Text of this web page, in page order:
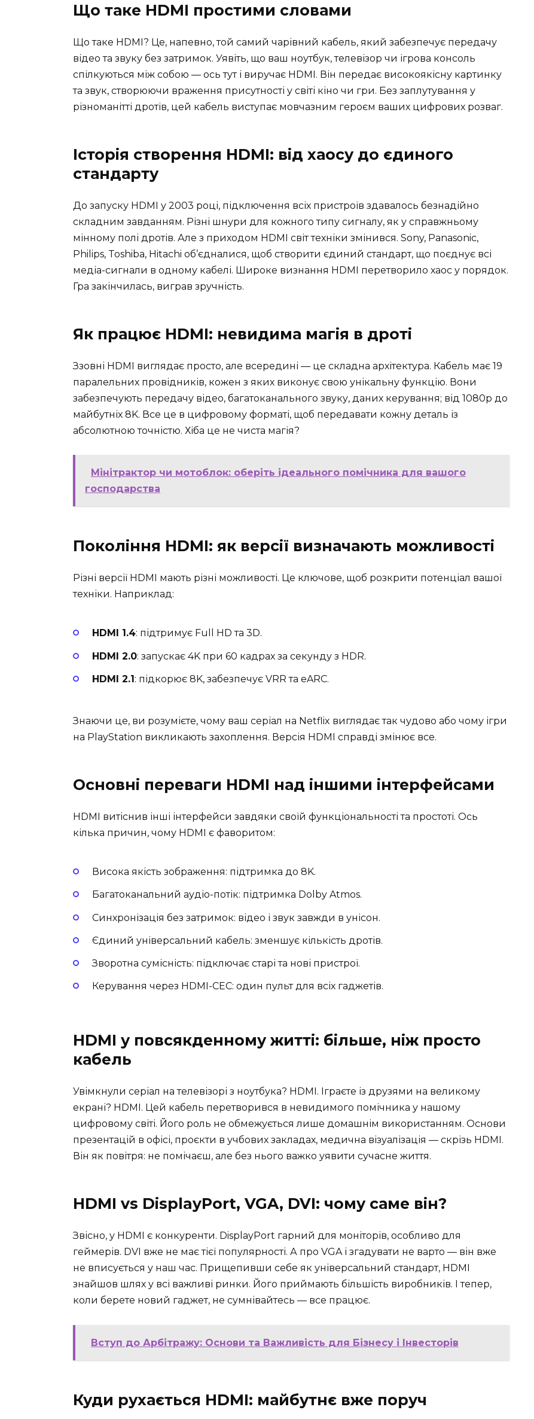
Що таке HDMI простими словами
Що таке HDMI? Це, напевно, той самий чарівний кабель, який забезпечує передачу
відео та звуку без затримок. Уявіть, що ваш ноутбук, телевізор чи ігрова консоль
спілкуються між собою — ось тут і виручає HDMI. Він передає високоякісну картинку
та звук, створюючи враження присутності у світі кіно чи гри. Без заплутування у
різноманітті дротів, цей кабель виступає мовчазним героєм ваших цифрових розваг.
Історія створення HDMI: від хаосу до єдиного
стандарту
До запуску HDMI у 2003 році, підключення всіх пристроїв здавалось безнадійно
складним завданням. Різні шнури для кожного типу сигналу, як у справжньому
мінному полі дротів. Але з приходом HDMI світ техніки змінився. Sony, Panasonic,
Philips, Toshiba, Hitachi об’єдналися, щоб створити єдиний стандарт, що поєднує всі
медіа-сигнали в одному кабелі. Широке визнання HDMI перетворило хаос у порядок.
Гра закінчилась, виграв зручність.
Як працює HDMI: невидима магія в дроті
Ззовні HDMI виглядає просто, але всередині — це складна архітектура. Кабель має 19
паралельних провідників, кожен з яких виконує свою унікальну функцію. Вони
забезпечують передачу відео, багатоканального звуку, даних керування; від 1080p до
майбутніх 8K. Все це в цифровому форматі, щоб передавати кожну деталь із
абсолютною точністю. Хіба це не чиста магія?
Мінітрактор чи мотоблок: оберіть ідеального помічника для вашого
господарства
Покоління HDMI: як версії визначають можливості
Різні версії HDMI мають різні можливості. Це ключове, щоб розкрити потенціал вашої
техніки. Наприклад:
HDMI 1.4: підтримує Full HD та 3D.
HDMI 2.0: запускає 4K при 60 кадрах за секунду з HDR.
HDMI 2.1: підкорює 8K, забезпечує VRR та eARC.
Знаючи це, ви розумієте, чому ваш серіал на Netflix виглядає так чудово або чому ігри
на PlayStation викликають захоплення. Версія HDMI справді змінює все.
Основні переваги HDMI над іншими інтерфейсами
HDMI витіснив інші інтерфейси завдяки своїй функціональності та простоті. Ось
кілька причин, чому HDMI є фаворитом:
Висока якість зображення: підтримка до 8K.
Багатоканальний аудіо-потік: підтримка Dolby Atmos.
Синхронізація без затримок: відео і звук завжди в унісон.
Єдиний універсальний кабель: зменшує кількість дротів.
Зворотна сумісність: підключає старі та нові пристрої.
Керування через HDMI-CEC: один пульт для всіх гаджетів.
HDMI у повсякденному житті: більше, ніж просто
кабель
Увімкнули серіал на телевізорі з ноутбука? HDMI. Іграєте із друзями на великому
екрані? HDMI. Цей кабель перетворився в невидимого помічника у нашому
цифровому світі. Його роль не обмежується лише домашнім використанням. Основи
презентацій в офісі, проєкти в учбових закладах, медична візуалізація — скрізь HDMI.
Він як повітря: не помічаєш, але без нього важко уявити сучасне життя.
HDMI vs DisplayPort, VGA, DVI: чому саме він?
Звісно, у HDMI є конкуренти. DisplayPort гарний для моніторів, особливо для
геймерів. DVI вже не має тієї популярності. А про VGA і згадувати не варто — він вже
не вписується у наш час. Прищепивши себе як універсальний стандарт, HDMI
знайшов шлях у всі важливі ринки. Його приймають більшість виробників. І тепер,
коли берете новий гаджет, не сумнівайтесь — все працює.
Вступ до Арбітражу: Основи та Важливість для Бізнесу і Інвесторів
Куди рухається HDMI: майбутнє вже поруч